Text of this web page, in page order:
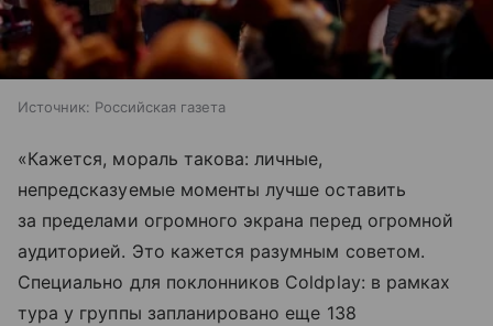
Источник: Российская газета
«Кажется, мораль такова: личные,
непредсказуемые моменты лучше оставить
за пределами огромного экрана перед огромной
аудиторией. Это кажется разумным советом.
Специально для поклонников Coldplay: в рамках
тура у группы запланировано еще 138